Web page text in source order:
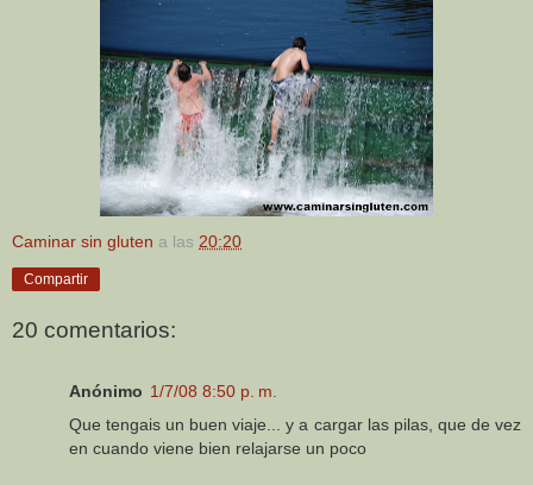
Caminar sin gluten a las 20:20
Compartir
20 comentarios:
Anónimo 1/7/08 8:50 p. m.
Que tengais un buen viaje... y a cargar las pilas, que de vez
en cuando viene bien relajarse un poco